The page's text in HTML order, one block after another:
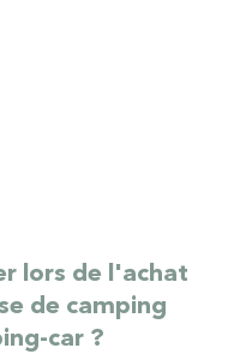
lors de l'achat
de camping
car ?